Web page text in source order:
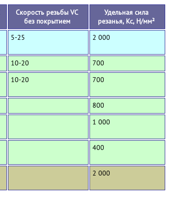
Скорость резьбы VC
без покрытием
Удельная сила
резанья, Кс, Н/мм²
5-25 2 000
10-20
700
10-20 700
800
1 000
400
2 000